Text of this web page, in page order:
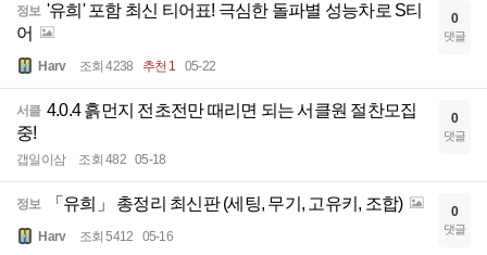
정보 '유희' 포함 최신 티어표! 극심한 돌파별 성능차로 S티
어
Harv 조회 4238 추천 1 05-22
0
댓글
서클 4.0.4 흙먼지 전초전만 때리면 되는 서클원 절찬모집
중!
갭일이삼 조회 482 05-18
0
댓글
정보 「유희」 총정리 최신판 (세팅, 무기, 고유키, 조합)
Harv 조회 5412 05-16
0
댓글